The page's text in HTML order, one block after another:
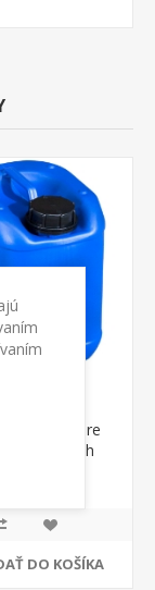
kvapalina pre
nerezových
DO KOŠÍKA